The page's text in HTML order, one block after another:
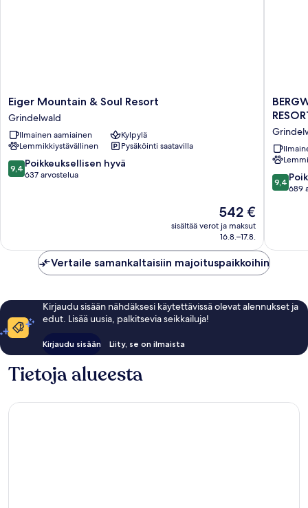
Eiger
Mountain
&
Soul
Resort
Grindelwald
Eiger Mountain & Soul Resort
Grindelwald
Ilmainen aamiainen
Kylpylä
Lemmikkiystävällinen
Pysäköinti saatavilla
9.4
kautta
9,4 Poikkeuksellisen hyvä
637 arvostelua
Hinta
on
542 €
542 €
sisältää verot ja maksut
16.8.–17.8.
ALPINE
DESIGN
RESORT
9.4
kautta
9,4
689
Vertaile samankaltaisiin majoituspaikkoihin
Kirjaudu sisään nähdäksesi käytettävissä olevat alennukset ja
edut. Lisää uusia, palkitsevia seikkailuja!
Kirjaudu sisään Liity, se on ilmaista
Tietoja alueesta